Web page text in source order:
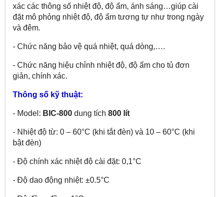
xác các thông số nhiệt độ, độ ẩm, ánh sáng…giúp cài
đặt mô phỏng nhiệt độ, độ ẩm tương tự như trong ngày
và đêm.
- Chức năng bảo vệ quá nhiệt, quá dòng,….
- Chức năng hiệu chỉnh nhiệt độ, độ ẩm cho tủ đơn
giản, chính xác.
Thông số kỹ thuật:
- Model: BIC-800 dung tích 800 lít
- Nhiệt độ từ: 0 – 60°C (khi tắt đèn) và 10 – 60°C (khi
bật đèn)
- Độ chính xác nhiệt độ cài đặt: 0,1°C
- Độ dao động nhiệt: ±0.5°C